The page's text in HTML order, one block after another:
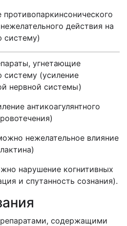
действия на
систему)
угнетающие
систему (усиление
нервной системы)
антикоагулянтного
нежелательное влияние
нарушение когнитивных
и спутанность сознания).
содержащими